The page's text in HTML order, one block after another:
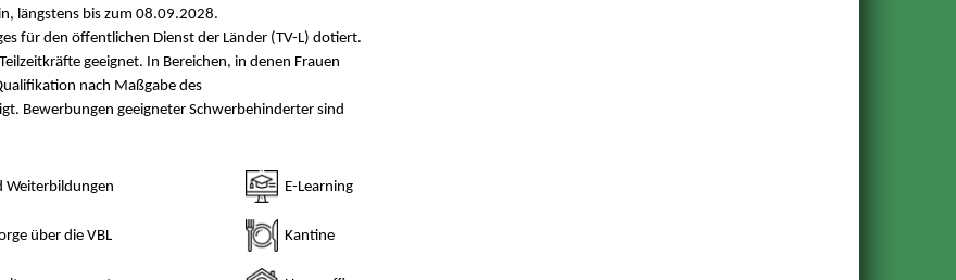
längstens bis zum 08.09.2028.
für den öffentlichen Dienst der Länder (TV-L) dotiert.
geeignet. In Bereichen, in denen Frauen
nach Maßgabe des
Bewerbungen geeigneter Schwerbehinderter sind
Weiterbildungen
über die VBL
E-Learning
Kantine